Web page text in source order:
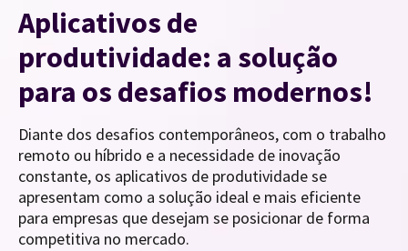
Aplicativos de
produtividade: a solução
para os desafios modernos!
Diante dos desafios contemporâneos, com o trabalho
remoto ou híbrido e a necessidade de inovação
constante, os aplicativos de produtividade se
apresentam como a solução ideal e mais eficiente
para empresas que desejam se posicionar de forma
competitiva no mercado.